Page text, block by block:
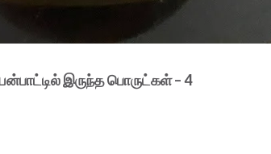
இருந்த பொருட்கள் – 4